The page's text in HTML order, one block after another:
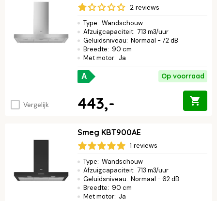
Vergelijk
2 reviews
Type: Wandschouw
Afzuigcapaciteit: 713 m3/uur
Geluidsniveau: Normaal - 72 dB
Breedte: 90 cm
Met motor: Ja
A Op voorraad
443,-
Smeg KBT900AE
1 reviews
Type: Wandschouw
Afzuigcapaciteit: 713 m3/uur
Geluidsniveau: Normaal - 62 dB
Breedte: 90 cm
Met motor: Ja